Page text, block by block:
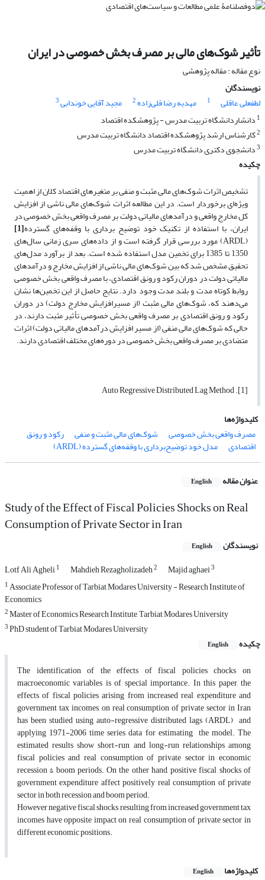
تأثیر شوک‌های مالی بر مصرف بخش خصوصی در ایران
نوع مقاله : مقاله پژوهشی
نویسندگان
لطفعلی عاقلی
1 مهدیه رضا قلی‌زاده2 مجید آقایی خوندابی3
1 دانشاردانشگاه تربیت مدرس - پژوهشکده اقتصاد
2کارشناس ارشد پژوهشکده اقتصاد دانشگاه تربیت مدرس
3دانشجوی دکتری دانشگاه تربیت مدرس
چکیده
تشخیص اثرات شوک‌های مالی مثبت و منفی بر متغیرهای اقتصاد کلان از اهمیت
ویژه‌ای برخوردار است. در این مطالعه اثرات شوک‌های مالی ناشی از افزایش
کل مخارج واقعی و درآمدهای مالیاتی دولت بر مصرف واقعی بخش خصوصی در
ایران، با استفاده از تکنیک خود توضیح برداری با وقفه‌های گسترده[1]
(ARDL) مورد بررسی قرار گرفته است و از داده‌های سری زمانی سال‌های
1350 تا 1385 برای تخمین مدل استفاده شده است. بعد از برآورد مدل‌های
تحقیق مشخص شد که بین شوک‌های مالی ناشی از افزایش مخارج و درآمدهای
مالیاتی دولت در دوران رکود و رونق اقتصادی، با مصرف واقعی بخش خصوصی
روابط کوتاه مدت و بلند مدت وجود دارد. نتایج حاصل از این تخمین‌ها نشان
می‌دهند که، شوک‌های مالی مثبت (از مسیرافزایش مخارج دولت) در دوران
رکود و رونق اقتصادی بر مصرف واقعی بخش خصوصی تأثیر مثبت دارند، در
حالی که شوک‌های مالی منفی (از مسیر افزایش درآمدهای مالیاتی دولت) اثرات
متضادی بر مصرف واقعی بخش خصوصی در دوره‌های مختلف اقتصادی دارند.
[1]. Auto Regressive Distributed Lag Method
کلیدواژه‌ها
مصرف واقعی بخش خصوصی
شوک‌های مالی مثبت و منفی رکود و رونق
اقتصادی مدل خود توضیح‌برداری با وقفه‌های گسترده (ARDL)
عنوان مقاله English
Study of the Effect of Fiscal Policies Shocks on Real
Consumption of Private Sector in Iran
نویسندگان English
Lotf Ali Agheli1 Mahdieh Rezagholizadeh2 Majid aghaei3
1Associate Professor of Tarbiat Modares University - Research Institute of
Economics
2Master of Economics Research Institute, Tarbiat Modares University
3PhD student of Tarbiat Modares University
چکیده
English
The identification of the effects of fiscal policies chocks on
macroeconomic variables is of special importance. In this paper, the
effects of fiscal policies arising from increased real expenditure and
government tax incomes, on real consumption of private sector in Iran
has been studied using auto-regressive distributed lags (ARDL) and
applying 1971-2006 time series data for estimating the model. The
estimated results show short-run and long-run relationships among
fiscal policies and real consumption of private sector in economic
recession & boom periods. On the other hand, positive fiscal shocks of
government expenditure affect positively real consumption of private
sector in both recession and boom period.
However negative fiscal shocks resulting from increased government tax
incomes have opposite impact on real consumption of private sector in
different economic positions.
کلیدواژه‌ها English